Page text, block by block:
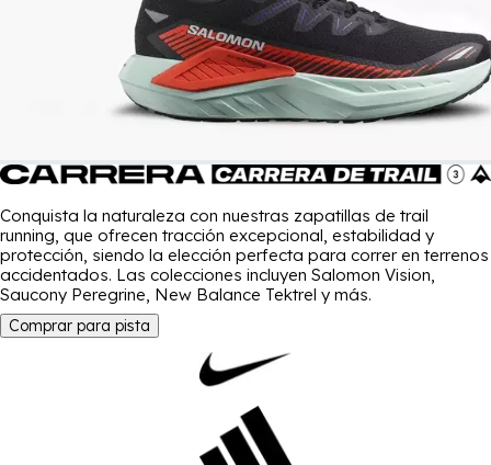
Conquista la naturaleza con nuestras zapatillas de trail
running, que ofrecen tracción excepcional, estabilidad y
protección, siendo la elección perfecta para correr en terrenos
accidentados. Las colecciones incluyen Salomon Vision,
Saucony Peregrine, New Balance Tektrel y más.
Comprar para pista